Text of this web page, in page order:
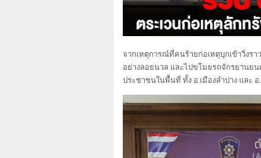
จากเหตุการณ์ที่คนร้ายก่อเหตุบุกเข้าวิ่งร
อย่างลอยนวล และไปขโมยรถจักรยานย
ประชาชนในพื้นที่ ทั้ง อ.เมืองลำปาง และ